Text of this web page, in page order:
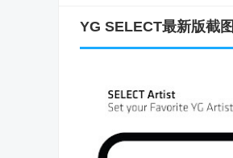
YG SELECT最新版截图